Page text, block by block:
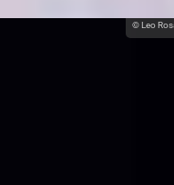
© Leo